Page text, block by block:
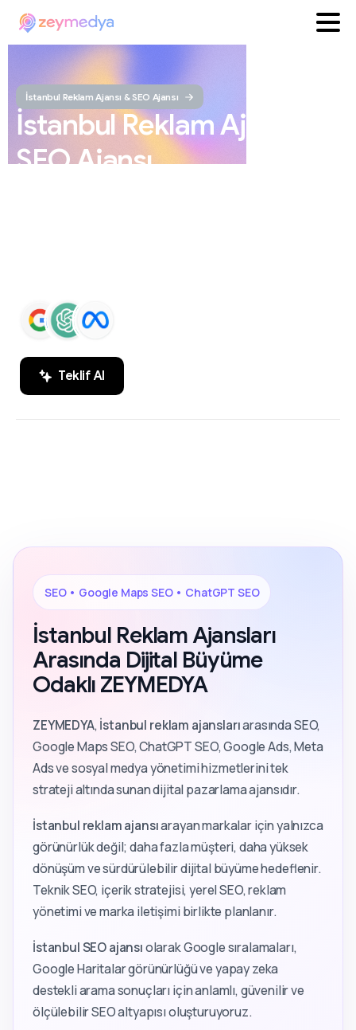
İstanbul Reklam Ajansı & SEO Ajansı
İstanbulReklamAjansı
SEOAjansı
Teklif Al
SEO • Google Maps SEO • ChatGPT SEO
İstanbul Reklam Ajansları
Arasında Dijital Büyüme
Odaklı ZEYMEDYA
ZEYMEDYA,İstanbul reklam ajanslarıarasında SEO,
Google Maps SEO, ChatGPT SEO, Google Ads, Meta
Ads ve sosyal medya yönetimi hizmetlerini tek
strateji altında sunan dijital pazarlama ajansıdır.
İstanbul reklam ajansıarayan markalar için yalnızca
görünürlük değil; daha fazla müşteri, daha yüksek
dönüşüm ve sürdürülebilir dijital büyüme hedeflenir.
Teknik SEO, içerik stratejisi, yerel SEO, reklam
yönetimi ve marka iletişimi birlikte planlanır.
İstanbul SEO ajansıolarak Google sıralamaları,
Google Haritalar görünürlüğü ve yapay zeka
destekli arama sonuçları için anlamlı, güvenilir ve
ölçülebilir SEO altyapısı oluşturuyoruz.